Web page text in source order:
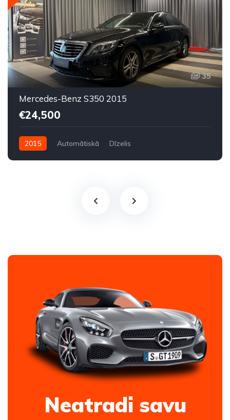
35
Mercedes-Benz S350 2015
€24,500
2015 Automātiskā
Dīzelis
Neatradi savu